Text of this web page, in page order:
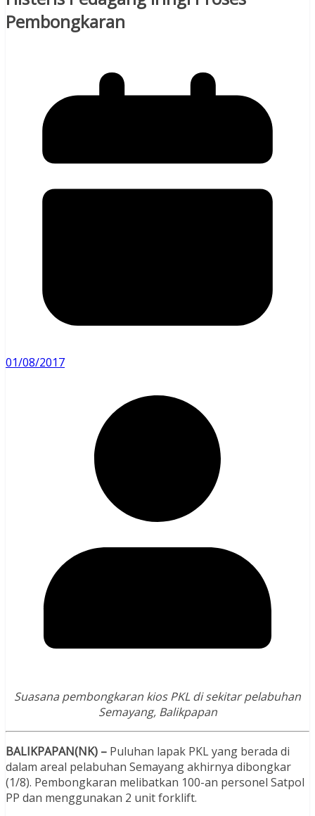
Pembongkaran
01/08/2017
Suasana pembongkaran kios PKL di sekitar pelabuhan
Semayang, Balikpapan
BALIKPAPAN(NK) – Puluhan lapak PKL yang berada di
dalam areal pelabuhan Semayang akhirnya dibongkar
(1/8). Pembongkaran melibatkan 100-an personel Satpol
PP dan menggunakan 2 unit forklift.